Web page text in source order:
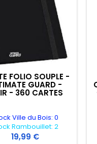
FOLIO SOUPLE -
GUARD -
- 360 CARTES
Ville du Bois: 0
Rambouillet: 2
19,99 €